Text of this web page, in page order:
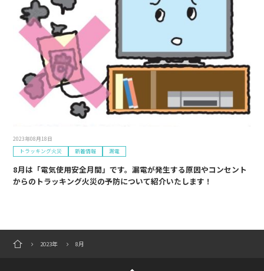
2023年08月18日
トラッキング火災
新着情報 漏電
8月は「電気使用安全月間」です。漏電が発生する原因やコンセント
からのトラッキング火災の予防について紹介いたします！
2023年 8月